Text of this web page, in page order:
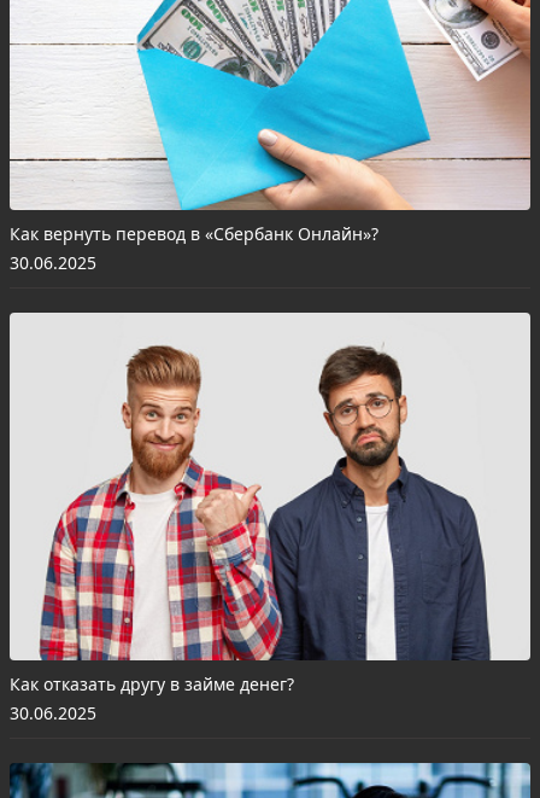
Как вернуть перевод в «Сбербанк Онлайн»?
30.06.2025
Как отказать другу в займе денег?
30.06.2025